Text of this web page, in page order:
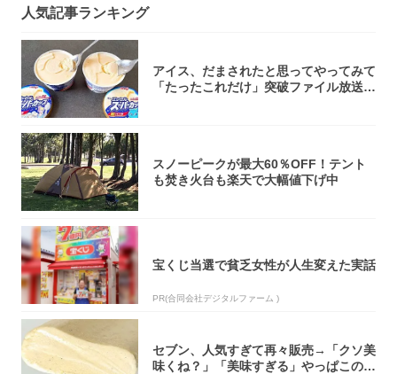
人気記事ランキング
アイス、だまされたと思ってやってみて
「たったこれだけ」突破ファイル放送で
スノーピークが最大60％OFF！テント
も焚き火台も楽天で大幅値下げ中
宝くじ当選で貧乏女性が人生変えた実話
PR(合同会社デジタルファーム )
セブン、人気すぎて再々販売→「クソ美
味くね？」「美味すぎる」やっぱこのク